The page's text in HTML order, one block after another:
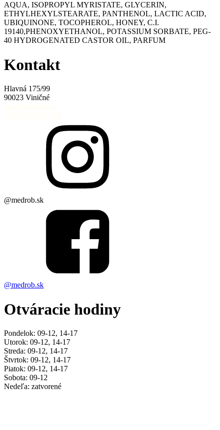
AQUA, ISOPROPYL MYRISTATE, GLYCERIN,
ETHYLHEXYLSTEARATE, PANTHENOL, LACTIC ACID,
UBIQUINONE, TOCOPHEROL, HONEY, C.I.
19140,PHENOXYETHANOL, POTASSIUM SORBATE, PEG-
40 HYDROGENATED CASTOR OIL, PARFUM
Kontakt
Hlavná 175/99
90023 Viničné
@medrob.sk
@medrob.sk
Otváracie hodiny
Pondelok: 09-12, 14-17
Utorok: 09-12, 14-17
Streda: 09-12, 14-17
Štvrtok: 09-12, 14-17
Piatok: 09-12, 14-17
Sobota: 09-12
Nedeľa: zatvorené